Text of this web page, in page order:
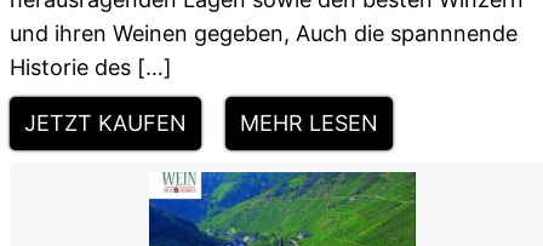
und ihren Weinen gegeben, Auch die spannnende
Historie des […]
JETZT KAUFEN MEHR LESEN